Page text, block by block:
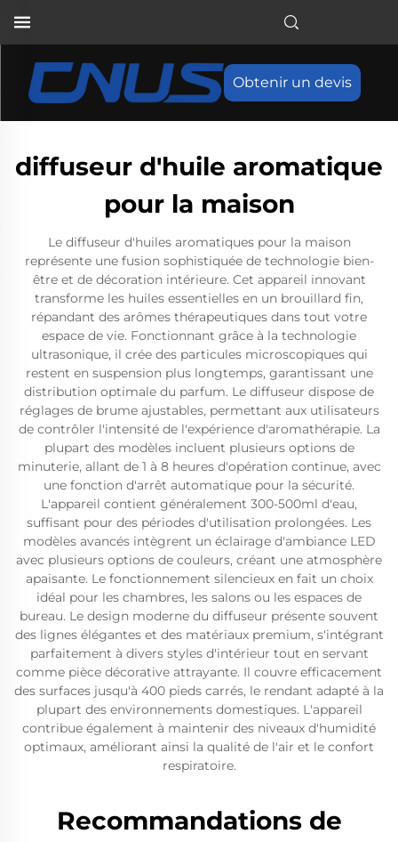
Obtenir un devis
diffuseur d'huile aromatique
pour la maison
Le diffuseur d'huiles aromatiques pour la maison
représente une fusion sophistiquée de technologie bien-
être et de décoration intérieure. Cet appareil innovant
transforme les huiles essentielles en un brouillard fin,
répandant des arômes thérapeutiques dans tout votre
espace de vie. Fonctionnant grâce à la technologie
ultrasonique, il crée des particules microscopiques qui
restent en suspension plus longtemps, garantissant une
distribution optimale du parfum. Le diffuseur dispose de
réglages de brume ajustables, permettant aux utilisateurs
de contrôler l'intensité de l'expérience d'aromathérapie. La
plupart des modèles incluent plusieurs options de
minuterie, allant de 1 à 8 heures d'opération continue, avec
une fonction d'arrêt automatique pour la sécurité.
L'appareil contient généralement 300-500ml d'eau,
suffisant pour des périodes d'utilisation prolongées. Les
modèles avancés intègrent un éclairage d'ambiance LED
avec plusieurs options de couleurs, créant une atmosphère
apaisante. Le fonctionnement silencieux en fait un choix
idéal pour les chambres, les salons ou les espaces de
bureau. Le design moderne du diffuseur présente souvent
des lignes élégantes et des matériaux premium, s'intégrant
parfaitement à divers styles d'intérieur tout en servant
comme pièce décorative attrayante. Il couvre efficacement
des surfaces jusqu'à 400 pieds carrés, le rendant adapté à la
plupart des environnements domestiques. L'appareil
contribue également à maintenir des niveaux d'humidité
optimaux, améliorant ainsi la qualité de l'air et le confort
respiratoire.
Recommandations de